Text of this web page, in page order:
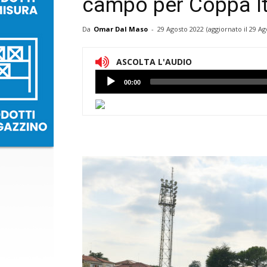
campo per Coppa
Da Omar Dal Maso - 29 Agosto 2022 (aggiornato il 29
ASCOLTA L'AUDIO
Lettore
Audio
00:00